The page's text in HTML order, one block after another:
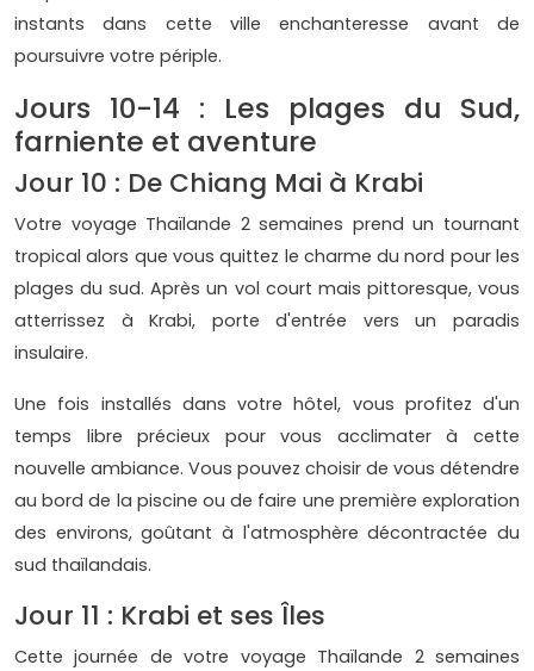
instants dans cette ville enchanteresse avant de
poursuivre votre périple.
Jours 10-14 : Les plages du Sud,
farniente et aventure
Jour 10 : De Chiang Mai à Krabi
Votre voyage Thaïlande 2 semaines prend un tournant
tropical alors que vous quittez le charme du nord pour les
plages du sud. Après un vol court mais pittoresque, vous
atterrissez à Krabi, porte d'entrée vers un paradis
insulaire.
Une fois installés dans votre hôtel, vous profitez d'un
temps libre précieux pour vous acclimater à cette
nouvelle ambiance. Vous pouvez choisir de vous détendre
au bord de la piscine ou de faire une première exploration
des environs, goûtant à l'atmosphère décontractée du
sud thaïlandais.
Jour 11 : Krabi et ses Îles
Cette journée de votre voyage Thaïlande 2 semaines